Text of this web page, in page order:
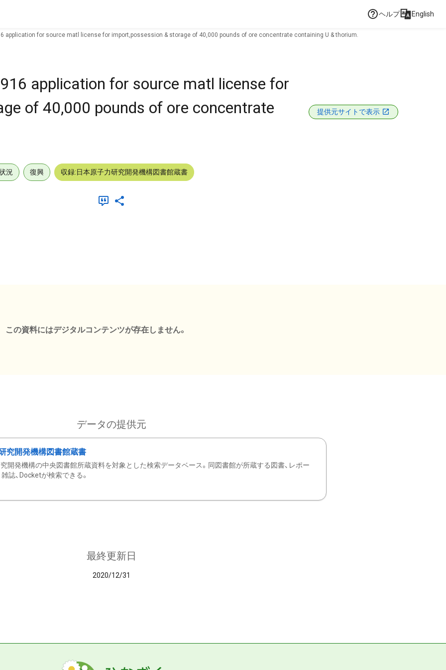
ヘルプ English
application for source matl license for import,possession & storage of 40,000 pounds of ore concentrate containing U & thorium.
application for source matl license for
of 40,000 pounds of ore concentrate
提供元サイトで表示
況 復興 収録:日本原子力研究開発機構図書館蔵書
この資料にはデジタルコンテンツが存在しません。
データの提供元
究開発機構図書館蔵書
開発機構の中央図書館所蔵資料を対象とした検索データベース。同図書館が所蔵する図書、レポー
雑誌、Docketが検索できる。
最終更新日
2020/12/31